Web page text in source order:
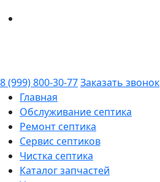
8 (999) 800-30-77Заказать звонок
Главная
Обслуживание септика
Ремонт септика
Сервис септиков
Чистка септика
Каталог запчастей